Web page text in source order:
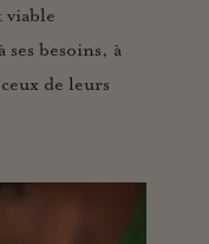
viable
besoins, à
de leurs